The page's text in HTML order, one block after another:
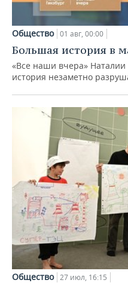
Общество 01 авг, 00:00
Большая история в
«Все наши вчера» Наталии
история незаметно
Общество 27 июл, 16:15